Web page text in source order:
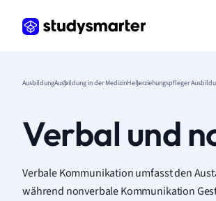
AusbildungAusbildung in der MedizinHeilerziehungspfleger
Verbal und
Verbale Kommunikation umfasst den
während nonverbale Kommunikation